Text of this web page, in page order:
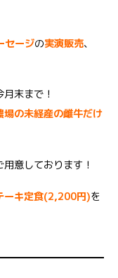
セージの実演販売、
末まで！
場の未経産の雌牛だけ
意しております！
ーキ定食(2,200円)を